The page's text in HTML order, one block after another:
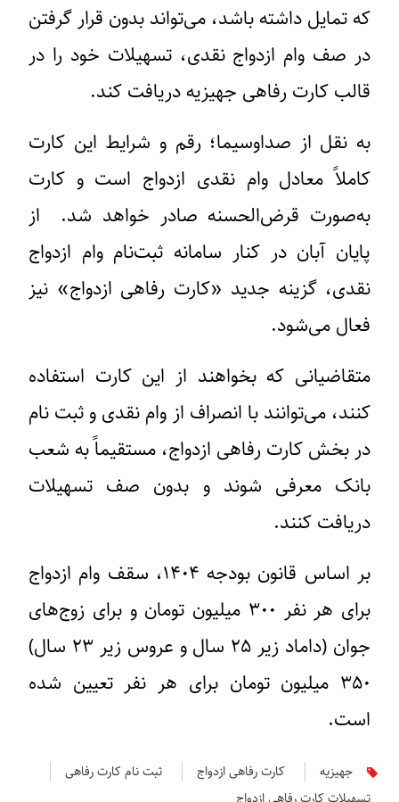
که تمایل داشته باشد، می‌تواند بدون قرار گرفتن
در صف وام ازدواج نقدی، تسهیلات خود را در
قالب کارت رفاهی جهیزیه دریافت کند.
به نقل از صداوسیما؛ رقم و شرایط این کارت
کاملاً معادل وام نقدی ازدواج است و کارت
به‌صورت قرض‌الحسنه صادر خواهد شد. از
پایان آبان در کنار سامانه ثبت‌نام وام ازدواج
نقدی، گزینه جدید «کارت رفاهی ازدواج» نیز
فعال می‌شود.
متقاضیانی که بخواهند از این کارت استفاده
کنند، می‌توانند با انصراف از وام نقدی و ثبت نام
در بخش کارت رفاهی ازدواج، مستقیماً به شعب
بانک معرفی شوند و بدون صف تسهیلات
دریافت کنند.
بر اساس قانون بودجه ۱۴۰۴، سقف وام ازدواج
برای هر نفر ۳۰۰ میلیون تومان و برای زوج‌های
جوان (داماد زیر ۲۵ سال و عروس زیر ۲۳ سال)
۳۵۰ میلیون تومان برای هر نفر تعیین شده
است.
جهیزیه کارت رفاهی ازدواج
ثبت‌ نام کارت رفاهی